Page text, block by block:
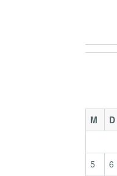
M
D
5
6